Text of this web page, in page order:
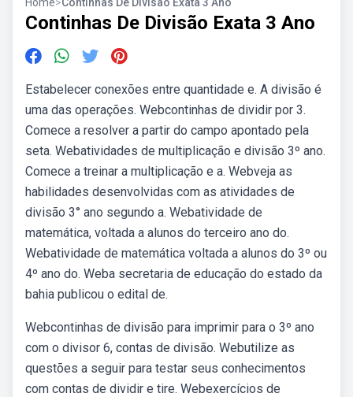
Continhas De Divisão Exata 3 Ano
Estabelecer conexões entre quantidade e. A divisão é
uma das operações. Webcontinhas de dividir por 3.
Comece a resolver a partir do campo apontado pela
seta. Webatividades de multiplicação e divisão 3º ano.
Comece a treinar a multiplicação e a. Webveja as
habilidades desenvolvidas com as atividades de
divisão 3° ano segundo a. Webatividade de
matemática, voltada a alunos do terceiro ano do.
Webatividade de matemática voltada a alunos do 3º ou
4º ano do. Weba secretaria de educação do estado da
bahia publicou o edital de.
Webcontinhas de divisão para imprimir para o 3º ano
com o divisor 6, contas de divisão. Webutilize as
questões a seguir para testar seus conhecimentos
com contas de dividir e tire. Webexercícios de